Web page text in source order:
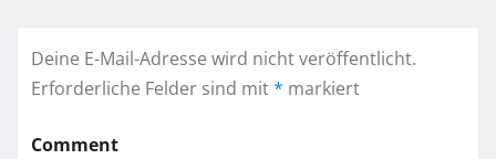
Deine E-Mail-Adresse wird nicht veröffentlicht.
Erforderliche Felder sind mit* markiert
Comment